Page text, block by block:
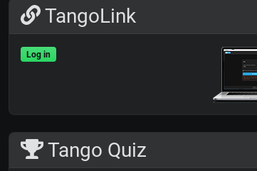
TangoLink
Log in
Tango Quiz